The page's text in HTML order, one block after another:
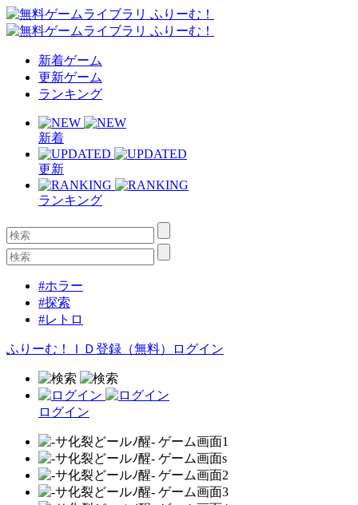
新着ゲーム
更新ゲーム
ランキング
新着
更新
ランキング
#ホラー
#探索
#レトロ
ふりーむ！ＩＤ登録（無料） ログイン
ログイン